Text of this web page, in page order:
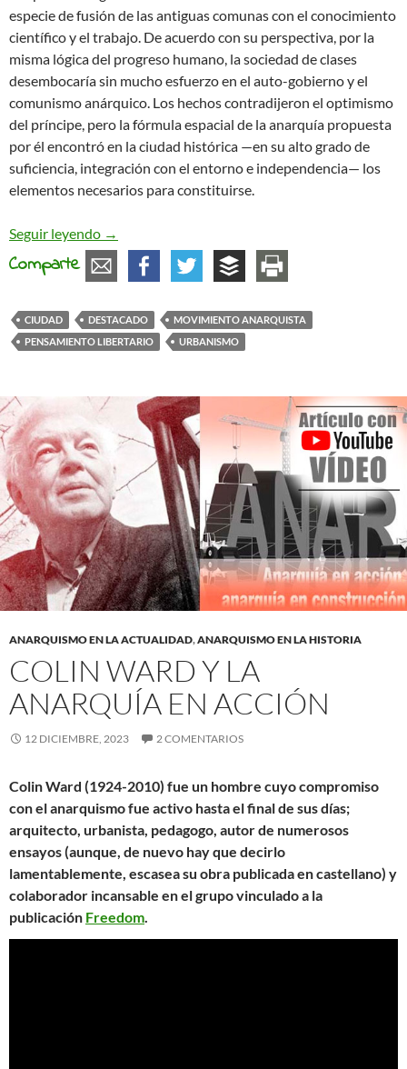
especie de fusión de las antiguas comunas con el conocimiento
científico y el trabajo. De acuerdo con su perspectiva, por la
misma lógica del progreso humano, la sociedad de clases
desembocaría sin mucho esfuerzo en el auto-gobierno y el
comunismo anárquico. Los hechos contradijeron el optimismo
del príncipe, pero la fórmula espacial de la anarquía propuesta
por él encontró en la ciudad histórica —en su alto grado de
suficiencia, integración con el entorno e independencia— los
elementos necesarios para constituirse.
Seguir leyendo ¿Recuperar la ciudad? Reflexiones en torno a
→
Comparte
CIUDAD DESTACADO
MOVIMIENTO ANARQUISTA
PENSAMIENTO LIBERTARIO
URBANISMO
ANARQUISMO EN LA ACTUALIDAD,ANARQUISMO EN LA HISTORIA
COLIN WARD Y LA
ANARQUÍA EN ACCIÓN
12 DICIEMBRE, 2023 2 COMENTARIOS
Colin Ward (1924-2010) fue un hombre cuyo compromiso
con el anarquismo fue activo hasta el final de sus días;
arquitecto, urbanista, pedagogo, autor de numerosos
ensayos (aunque, de nuevo hay que decirlo
lamentablemente, escasea su obra publicada en castellano) y
colaborador incansable en el grupo vinculado a la
publicación Freedom.